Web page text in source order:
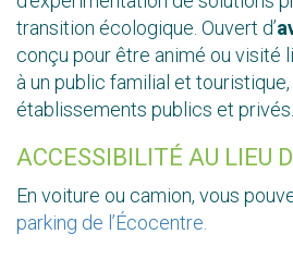
transition écologique. Ouvert d’
conçu pour être animé ou visité
à un public familial et touristique,
établissements publics et privés.
ACCESSIBILITÉ AU LIEU
En voiture ou camion, vous
parking de l’Écocentre.